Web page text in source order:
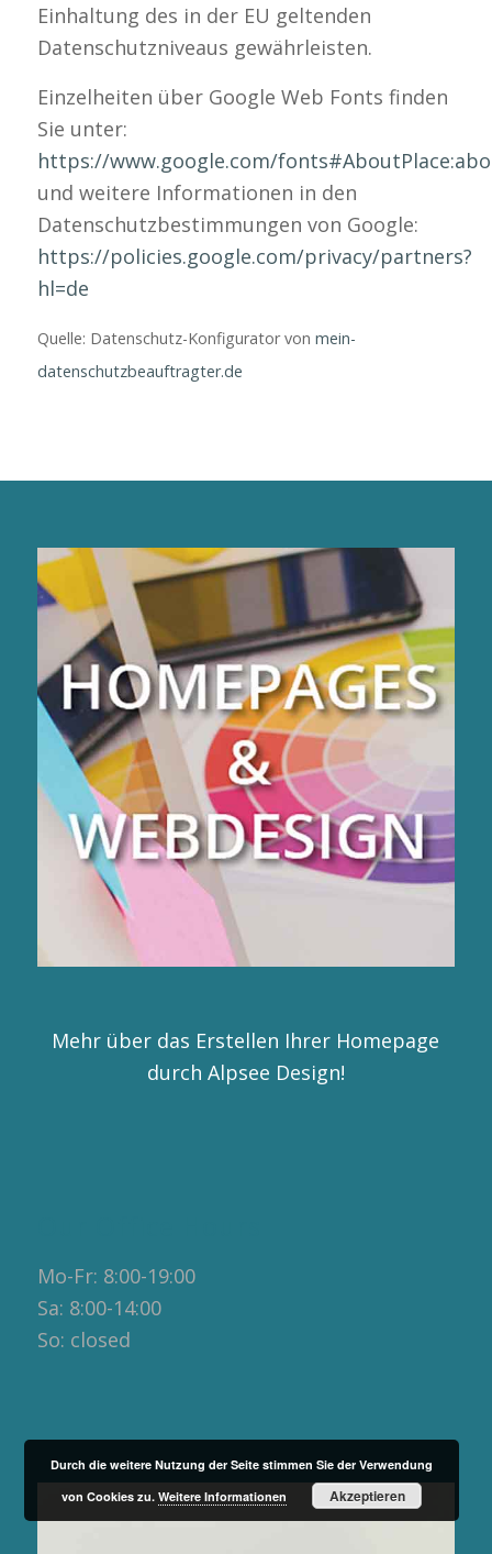
Einhaltung des in der EU geltenden
Datenschutzniveaus gewährleisten.
Einzelheiten über Google Web Fonts finden
Sie unter:
https://www.google.com/
und weitere Informationen in den
Datenschutzbestimmungen von Google:
https://policies.google.com/privacy/partners?
hl=de
Quelle: Datenschutz-Konfigurator von mein-
datenschutzbeauftragter.de
Mehr über das Erstellen Ihrer Homepage
durch Alpsee Design!
Mo-Fr: 8:00-19:00
Sa: 8:00-14:00
So: closed
Durch die weitere Nutzung der Seite stimmen Sie der Verwendung
von Cookies zu.Weitere Informationen Akzeptieren